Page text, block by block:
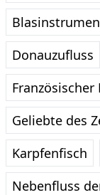
Donauzufluss
Geliebte des
Karpfenfisch
Nebenfluss